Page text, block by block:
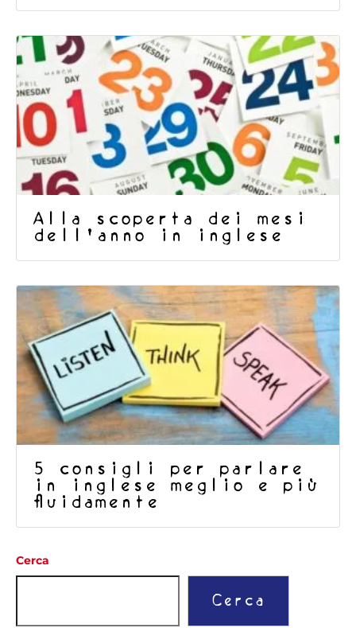
Alla scoperta dei mesi
dell’anno in inglese
5 consigli per parlare
in inglese meglio e più
fluidamente
Cerca
Cerca